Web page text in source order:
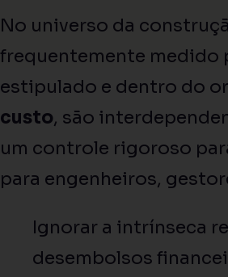
No universo da
frequentemente medido
estipulado e dentro do
custo, são
um controle rigoroso
para engenheiros,
Ignorar a intrínseca
desembolsos